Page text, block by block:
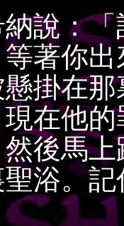
：「
著你
懸掛在
在他
後馬
浴。